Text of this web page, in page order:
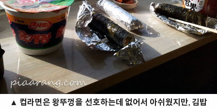
▲ 컵라면은 왕뚜껑을 선호하는데 없어서 아쉬웠지만, 김밥